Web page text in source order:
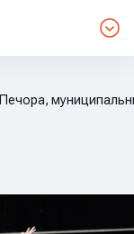
Печора,